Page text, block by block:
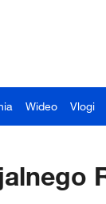
Wideo Vlogi